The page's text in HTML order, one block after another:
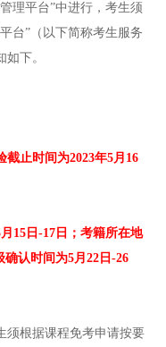
理平台”中进行，考生须
台”（以下简称考生服务
下。
止时间为2023年5月16
15日-17日；考籍所在地
确认时间为5月22日-26
根据课程免考申请按要